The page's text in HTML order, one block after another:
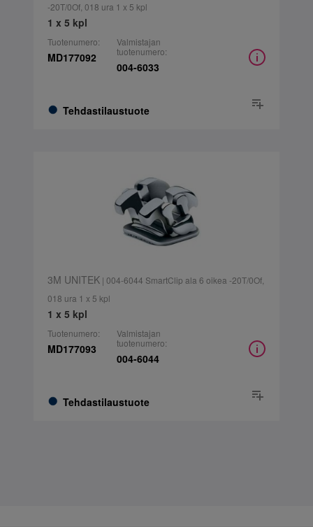
-20T/0Of, 018 ura 1 x 5 kpl
1 x 5 kpl
Tuotenumero:
MD177092
Tehdastilaustuote
Valmistajan
tuotenumero:
004-6033
3M UNITEK| 004-6044 SmartClip ala 6 oikea -20T/0Of,
018 ura 1 x 5 kpl
1 x 5 kpl
Tuotenumero:
MD177093
Tehdastilaustuote
Valmistajan
tuotenumero:
004-6044